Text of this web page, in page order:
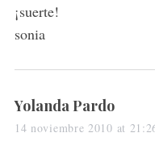
¡suerte!
sonia
s
a
Yolanda Pardo
14 noviembre 2010 at